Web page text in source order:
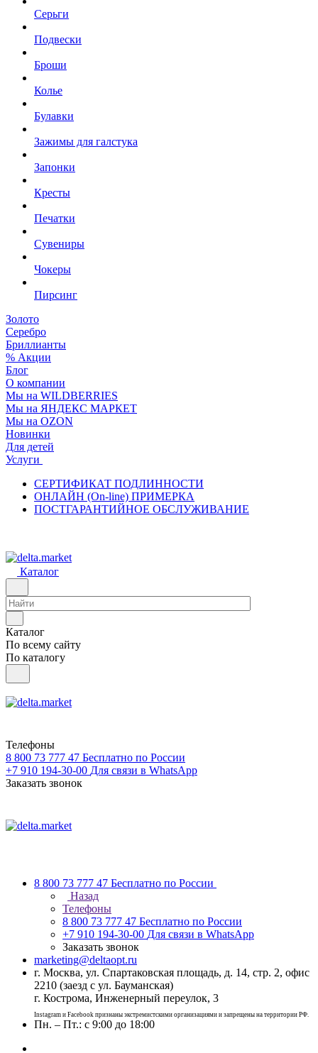
Серьги
Подвески
Броши
Колье
Булавки
Зажимы для галстука
Запонки
Кресты
Печатки
Сувениры
Чокеры
Пирсинг
Золото
Серебро
Бриллианты
% Акции
Блог
О компании
Мы на WILDBERRIES
Мы на ЯНДЕКС МАРКЕТ
Мы на OZON
Новинки
Для детей
Услуги
СЕРТИФИКАТ ПОДЛИННОСТИ
ОНЛАЙН (On-line) ПРИМЕРКА
ПОСТГАРАНТИЙНОЕ ОБСЛУЖИВАНИЕ
Каталог
Каталог
По всему сайту
По каталогу
Телефоны
8 800 73 777 47 Бесплатно по России
+7 910 194-30-00 Для связи в WhatsApp
Заказать звонок
8 800 73 777 47 Бесплатно по России
Назад
Телефоны
8 800 73 777 47 Бесплатно по России
+7 910 194-30-00 Для связи в WhatsApp
Заказать звонок
marketing@deltaopt.ru
г. Москва, ул. Спартаковская площадь, д. 14, стр. 2, офис
2210 (заезд с ул. Бауманская)
г. Кострома, Инженерный переулок, 3
Instagram и Facebook признаны экстремистскими организациями и запрещены на территории РФ.
Пн. – Пт.: с 9:00 до 18:00